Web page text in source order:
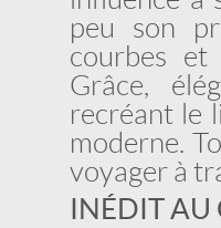
peu son
courbes et
Grâce,
recréant le
moderne.
voyager à
INÉDIT AU